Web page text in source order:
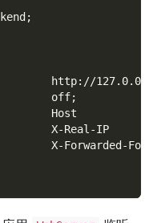
http://
off;
Host
X-Real-IP
X-Forwarded-For